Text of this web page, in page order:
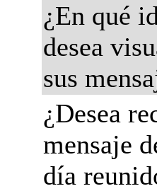
¿En qué
desea
sus
¿Desea
mensaje
día